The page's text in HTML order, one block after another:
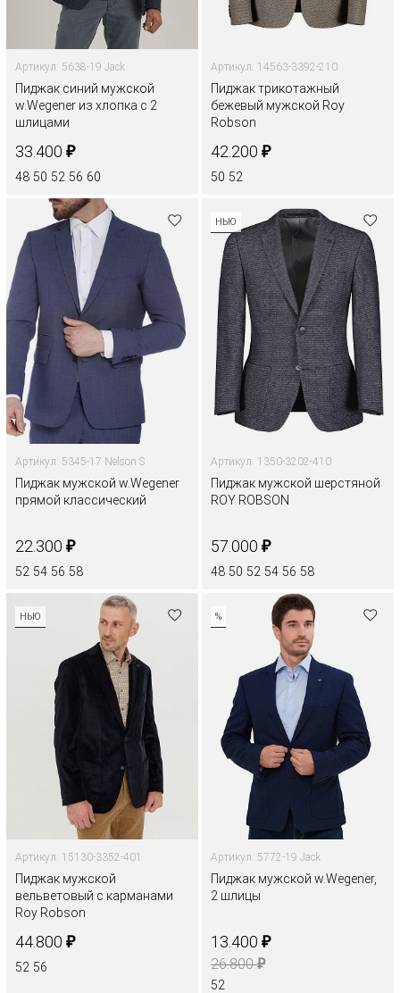
Артикул: 5638-19 Jack
Пиджак синий мужской
w.Wegener из хлопка с 2
шлицами
33.400 ₽
48 50 52 56 60
Артикул: 14563-3392-210
Пиджак трикотажный
бежевый мужской Roy
Robson
42.200 ₽
50 52
Артикул: 5345-17 Nelson S
Пиджак мужской w.Wegener
прямой классический
22.300 ₽
52 54 56 58
НЬЮ
Артикул: 1350-3202-410
Пиджак мужской шерстяной
ROY ROBSON
57.000 ₽
48 50 52 54 56 58
НЬЮ
Артикул: 15130-3352-401
Пиджак мужской
вельветовый с карманами
Roy Robson
44.800 ₽
52 56
%
Артикул: 5772-19 Jack
Пиджак мужской w.Wegener,
2 шлицы
13.400 ₽
26.800₽
52